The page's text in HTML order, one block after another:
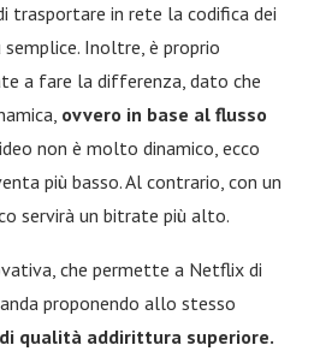
trasportare in rete la codifica dei
Inoltre, è proprio
a fare la differenza, dato che
ovvero in base al flusso
non è molto dinamico, ecco
più basso. Al contrario, con un
servirà un bitrate più alto.
che permette a Netflix di
proponendo allo stesso
qualità addirittura superiore.